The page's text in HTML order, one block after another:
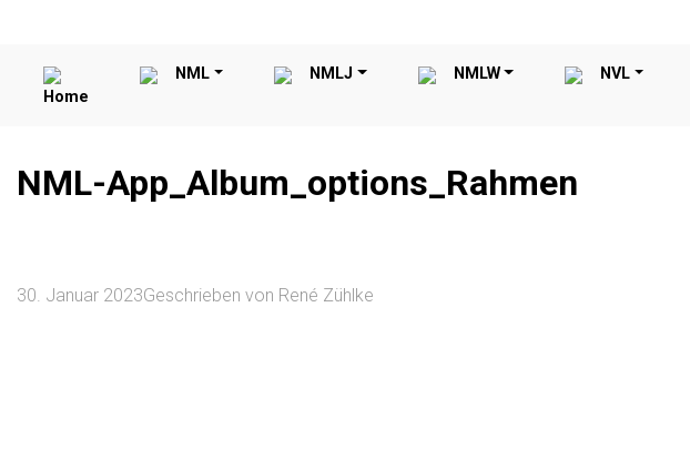
Home
NML NMLJ NMLW NVL
NML-App_Album_options_Rahmen
30. Januar 2023Geschrieben von René Zühlke